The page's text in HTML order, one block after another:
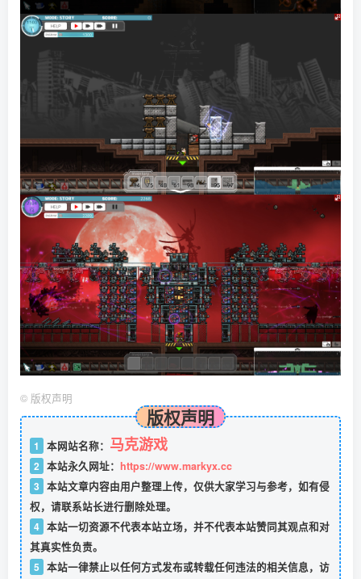
© 版权声明
版权声明
1 本网站名称： 马克游戏
2 本站永久网址： https://www.markyx.cc
3 本站文章内容由用户整理上传，仅供大家学习与参考，如有侵
权，请联系站长进行删除处理。
4 本站一切资源不代表本站立场，并不代表本站赞同其观点和对
其真实性负责。
5 本站一律禁止以任何方式发布或转载任何违法的相关信息，访